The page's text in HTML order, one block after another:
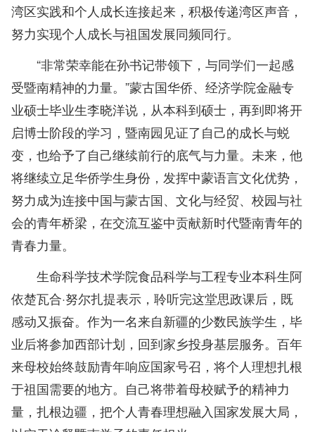
湾区实践和个人成长连接起来，积极传递湾区声音，
努力实现个人成长与祖国发展同频同行。
“非常荣幸能在孙书记带领下，与同学们一起感
受暨南精神的力量。”蒙古国华侨、经济学院金融专
业硕士毕业生李晓洋说，从本科到硕士，再到即将开
启博士阶段的学习，暨南园见证了自己的成长与蜕
变，也给予了自己继续前行的底气与力量。未来，他
将继续立足华侨学生身份，发挥中蒙语言文化优势，
努力成为连接中国与蒙古国、文化与经贸、校园与社
会的青年桥梁，在交流互鉴中贡献新时代暨南青年的
青春力量。
生命科学技术学院食品科学与工程专业本科生阿
依楚瓦合·努尔扎提表示，聆听完这堂思政课后，既
感动又振奋。作为一名来自新疆的少数民族学生，毕
业后将参加西部计划，回到家乡投身基层服务。百年
来母校始终鼓励青年响应国家号召，将个人理想扎根
于祖国需要的地方。自己将带着母校赋予的精神力
量，扎根边疆，把个人青春理想融入国家发展大局，